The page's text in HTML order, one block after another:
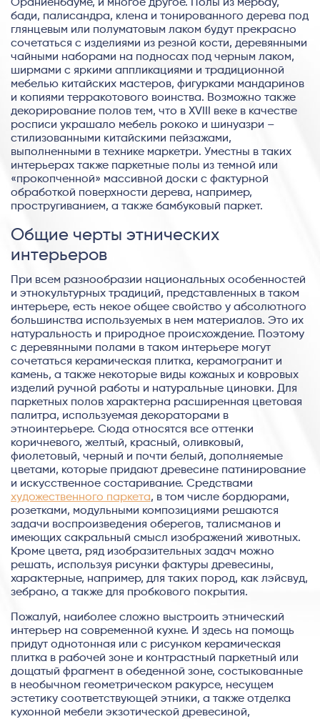
Ораниенбауме, и многое другое. Полы из мербау,
бади, палисандра, клена и тонированного дерева под
глянцевым или полуматовым лаком будут прекрасно
сочетаться с изделиями из резной кости, деревянными
чайными наборами на подносах под черным лаком,
ширмами с яркими аппликациями и традиционной
мебелью китайских мастеров, фигурками мандаринов
и копиями терракотового воинства. Возможно также
декорирование полов тем, что в XVIII веке в качестве
росписи украшало мебель рококо и шинуазри –
стилизованными китайскими пейзажами,
выполненными в технике маркетри. Уместны в таких
интерьерах также паркетные полы из темной или
«прокопченной» массивной доски с фактурной
обработкой поверхности дерева, например,
простругиванием, а также бамбуковый паркет.
Общие черты этнических
интерьеров
При всем разнообразии национальных особенностей
и этнокультурных традиций, представленных в таком
интерьере, есть некое общее свойство у абсолютного
большинства используемых в нем материалов. Это их
натуральность и природное происхождение. Поэтому
с деревянными полами в таком интерьере могут
сочетаться керамическая плитка, керамогранит и
камень, а также некоторые виды кожаных и ковровых
изделий ручной работы и натуральные циновки. Для
паркетных полов характерна расширенная цветовая
палитра, используемая декораторами в
этноинтерьере. Сюда относятся все оттенки
коричневого, желтый, красный, оливковый,
фиолетовый, черный и почти белый, дополняемые
цветами, которые придают древесине патинирование
и искусственное состаривание. Средствами
художественного паркета, в том числе бордюрами,
розетками, модульными композициями решаются
задачи воспроизведения оберегов, талисманов и
имеющих сакральный смысл изображений животных.
Кроме цвета, ряд изобразительных задач можно
решать, используя рисунки фактуры древесины,
характерные, например, для таких пород, как лэйсвуд,
зебрано, а также для пробкового покрытия.
Пожалуй, наиболее сложно выстроить этнический
интерьер на современной кухне. И здесь на помощь
придут однотонная или с рисунком керамическая
плитка в рабочей зоне и контрастный паркетный или
дощатый фрагмент в обеденной зоне, состыкованные
в необычном геометрическом ракурсе, несущем
эстетику соответствующей этники, а также отделка
кухонной мебели экзотической древесиной,